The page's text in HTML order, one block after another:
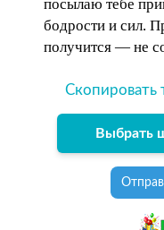
посылаю тебе
бодрости и сил.
получится — не
Скопировать
Выбрать